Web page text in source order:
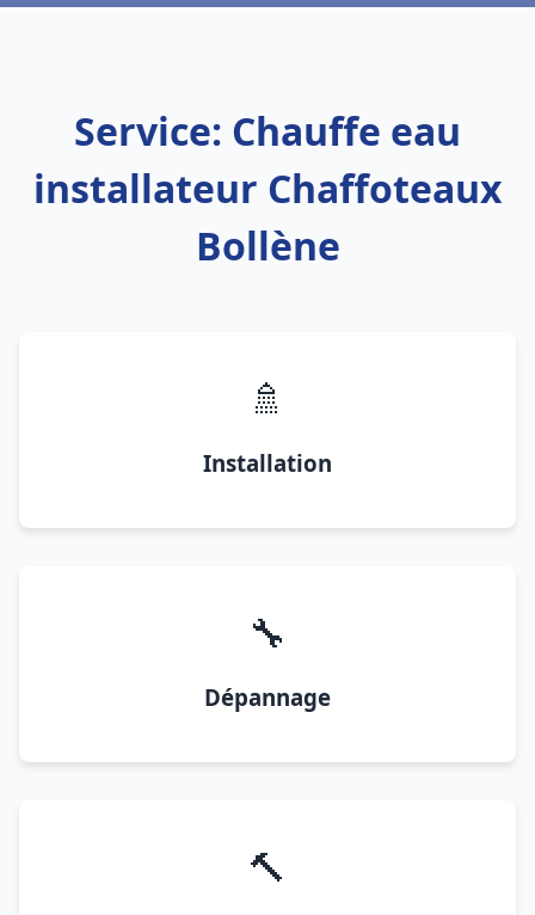
Service: Chauffe eau
installateur Chaffoteaux
Bollène
🚿
Installation
🔧
Dépannage
🔨